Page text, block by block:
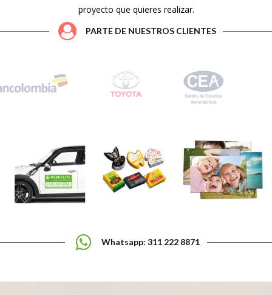
proyecto que quieres realizar.
PARTE DE NUESTROS CLIENTES
Whatsapp: 311 222 8871